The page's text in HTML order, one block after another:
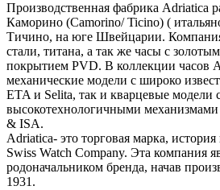
Производственная фабрика Adriatica
Каморино (Camorino/ Ticino) (
Тичино, на юге Швейцарии.
стали, титана, а так же часы с
покрытием PVD. В коллекции часов
механические модели с широко
ETA и Selita, так и кварцевые модели
высокотехнологичными
& ISA.
Adriatica- это торговая марка, история
Swiss Watch Company. Эта компания
родоначальником бренда, начав
1931.